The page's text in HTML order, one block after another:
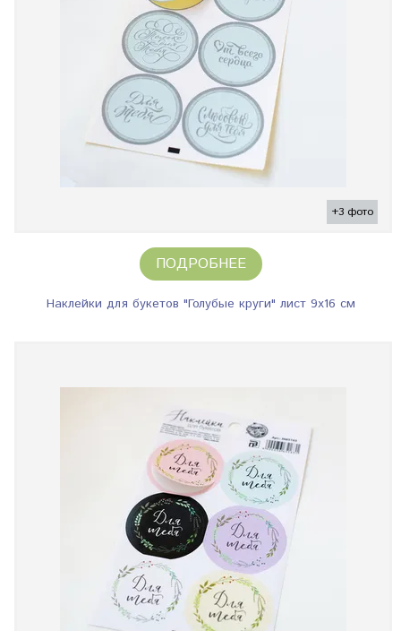
+3 фото
ПОДРОБНЕЕ
Наклейки для букетов "Голубые круги" лист 9х16 см